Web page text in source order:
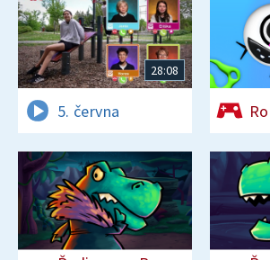
28:08
5. června